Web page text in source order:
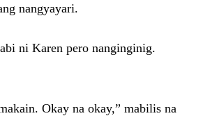
nangyayari.
ni Karen pero nanginginig.
Okay na okay,” mabilis na